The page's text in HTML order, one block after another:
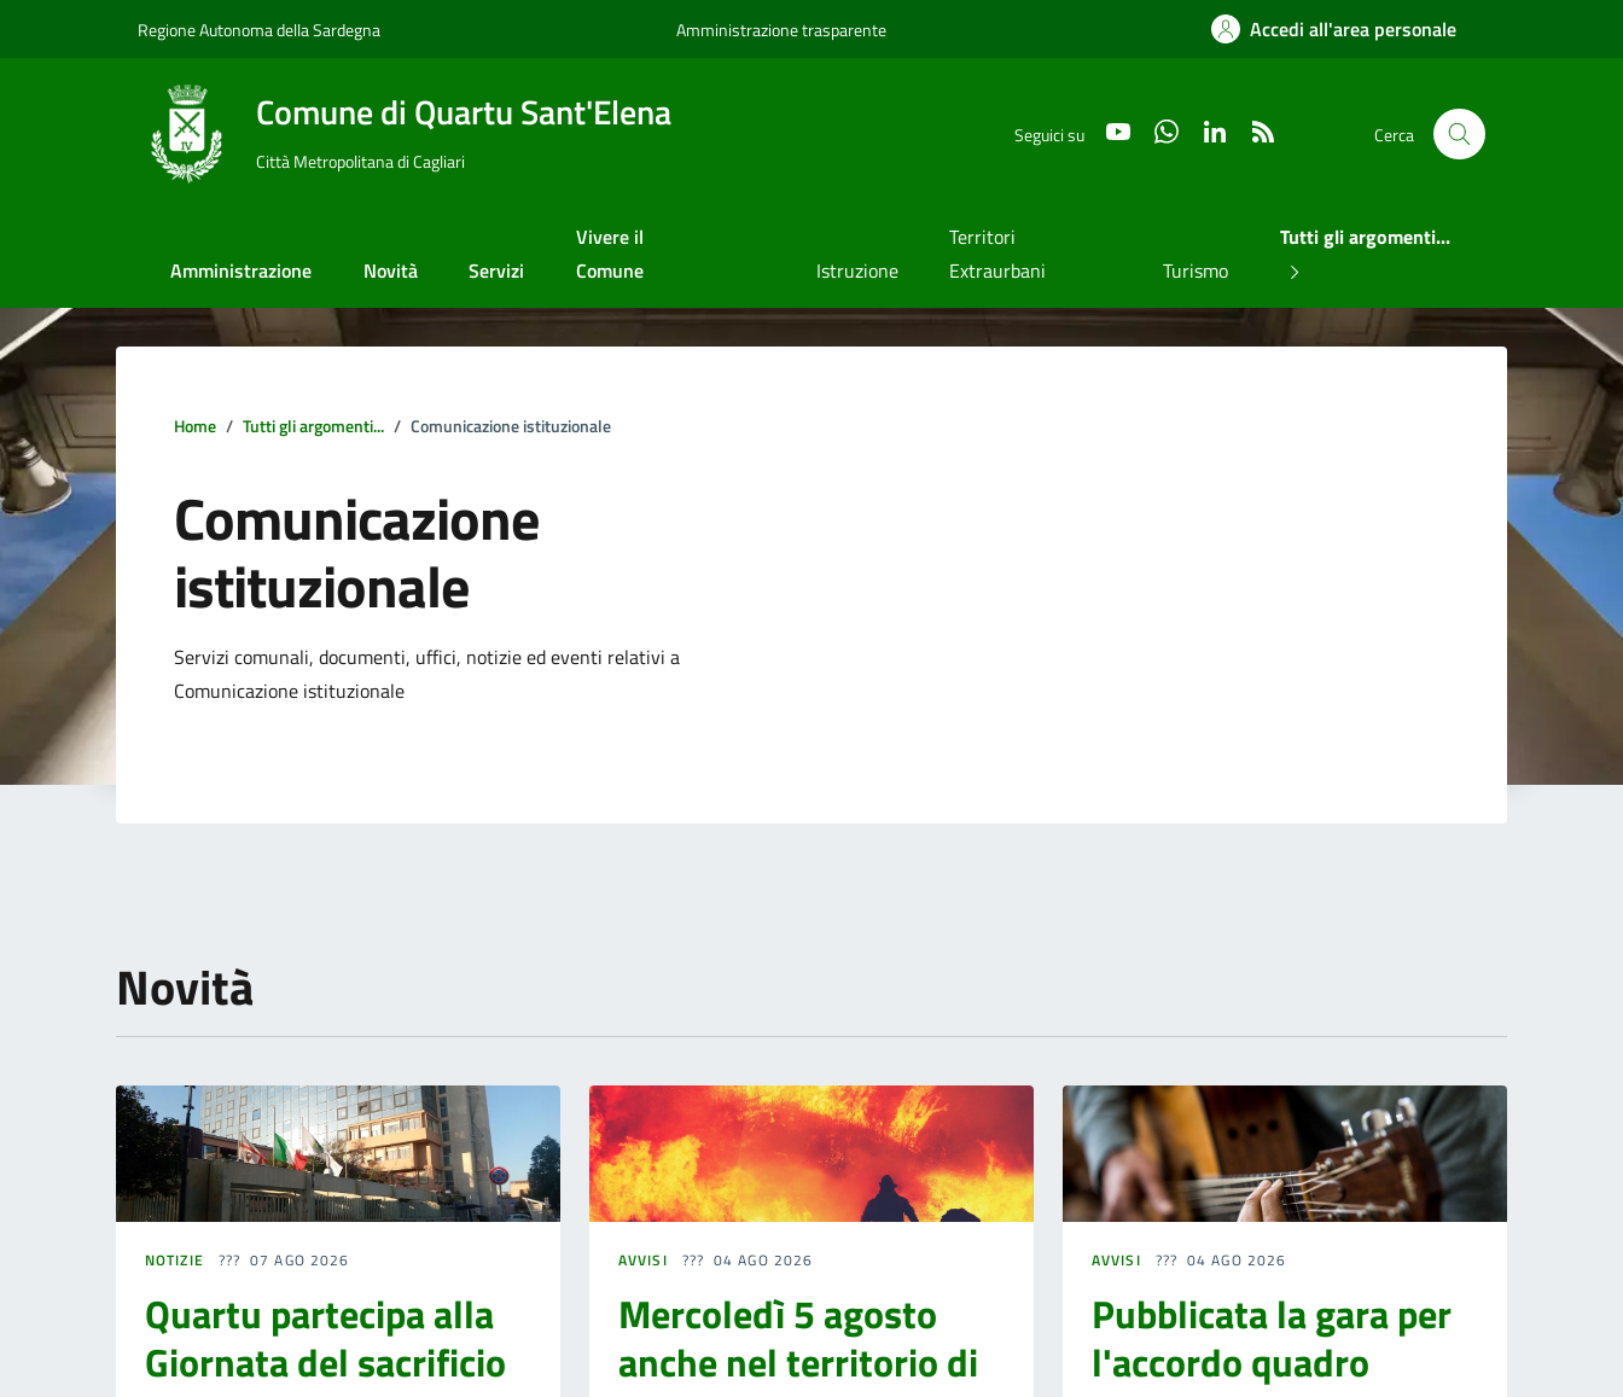
Regione Autonoma della Sardegna Amministrazione trasparente Accedi all'area personale
Comune di Quartu Sant'Elena
Città Metropolitana di Cagliari
Seguici su YouTube WhatsAppLinkedIn Cerca
Amministrazione Novità Servizi
Vivere il
Comune
Istruzione
Territori
Extraurbani
Turismo
Tutti gli argomenti...
Home Tutti gli argomenti... Comunicazione istituzionale
Comunicazione
istituzionale
Dettagli della notizia
Servizi comunali, documenti, uffici, notizie ed eventi relativi a
Comunicazione istituzionale
Novità
NOTIZIE 07 AGO 2026
Quartu partecipa alla
Giornata del sacrificio
AVVISI 04 AGO 2026
Mercoledì 5 agosto
anche nel territorio di
AVVISI 04 AGO 2026
Pubblicata la gara per
l'accordo quadro